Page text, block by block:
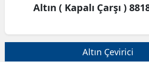
Altın ( Kapalı Çarşı )
Altın Çevirici